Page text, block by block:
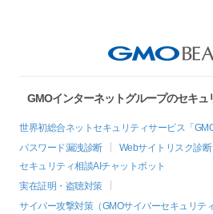
GMOインターネットグループのセキュ
世界初総合ネットセキュリティサービス「
パスワード漏洩診断
Webサイトリスク診断
セキュリティ相談AIチャットボット
実在証明・盗聴対策
サイバー攻撃対策（GMOサイバーセキュリテ